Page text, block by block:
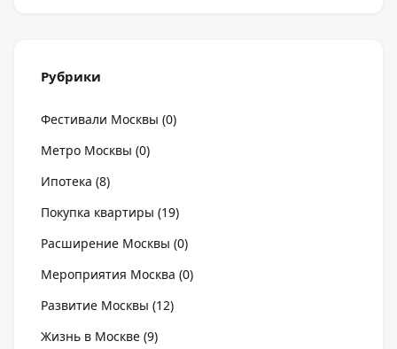
Рубрики
Фестивали Москвы (0)
Метро Москвы (0)
Ипотека (8)
Покупка квартиры (19)
Расширение Москвы (0)
Мероприятия Москва (0)
Развитие Москвы (12)
Жизнь в Москве (9)